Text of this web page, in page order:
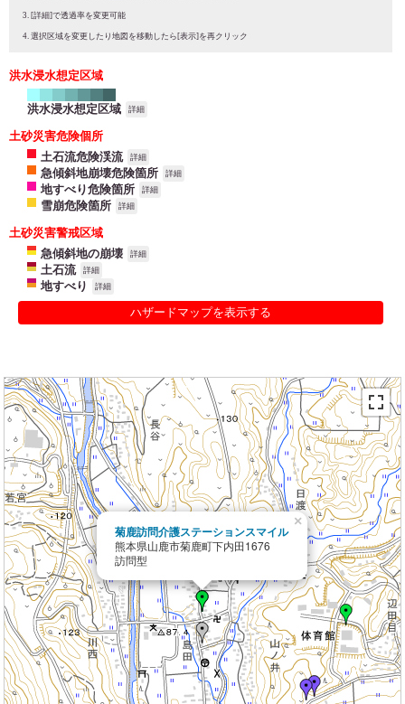
[詳細]で透過率を変更可能
選択区域を変更したり地図を移動したら[表示]を再クリック
洪水浸水想定区域
洪水浸水想定区域 詳細
土砂災害危険個所
土石流危険渓流
詳細
急傾斜地崩壊危険箇所 詳細
地すべり危険箇所 詳細
雪崩危険箇所 詳細
土砂災害警戒区域
急傾斜地の崩壊
詳細
土石流 詳細
地すべり 詳細
ハザードマップを表示する
菊鹿訪問介護ステーションスマイル
熊本県山鹿市菊鹿町下内田1676
訪問型
×